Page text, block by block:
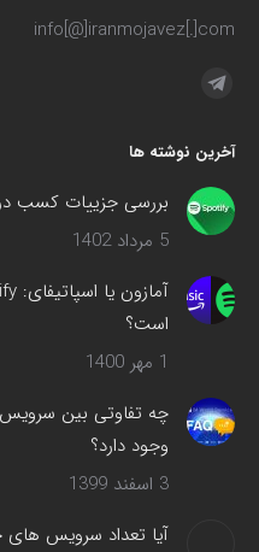
info[@]iranmojavez[.]com
مارا در اینجا پیدا کنید:
تلگرام
در
پنجره
جدید
می‌شود
آخرین نوشته ها
بررسی جزییات کسب
5 مرداد 1402
است؟
1 مهر 1400
چه تفاوتی بین
وجود دارد؟
3 اسفند 1399
آیا تعداد سرویس